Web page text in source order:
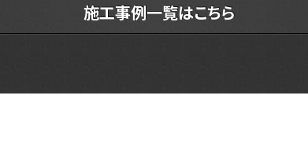
施工事例一覧はこちら